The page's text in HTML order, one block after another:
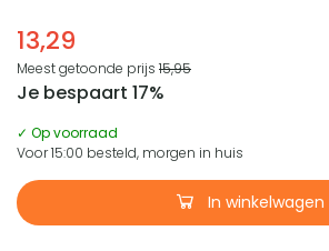
13,29
Meest getoonde prijs 15,95
Je bespaart 17%
✓ Op voorraad
Voor 15:00 besteld, morgen in huis
In winkelwagen